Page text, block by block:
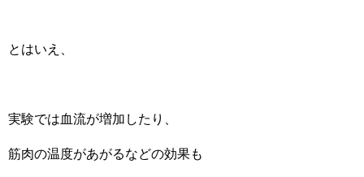
とはいえ、
実験では血流が増加したり、
筋肉の温度があがるなどの効果も